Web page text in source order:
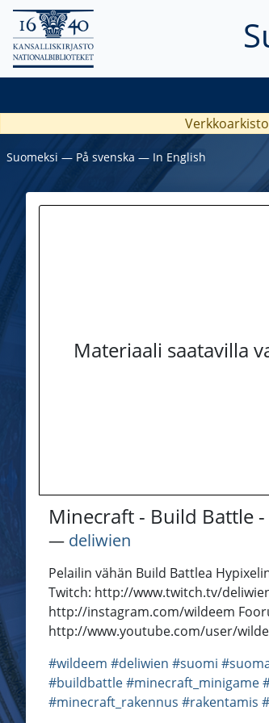
Suomeksi ― På svenska ― In English
Materiaali saatavilla
Minecraft - Build Battle
― deliwien
Pelailin vähän Build Battlea
Twitch: http://www.twitch.tv/
http://instagram.com/wildeem
http://www.youtube.com/user/
#wildeem #deliwien #suomi
#buildbattle#minecraft_minigame
#minecraft_rakennus #rakentamis